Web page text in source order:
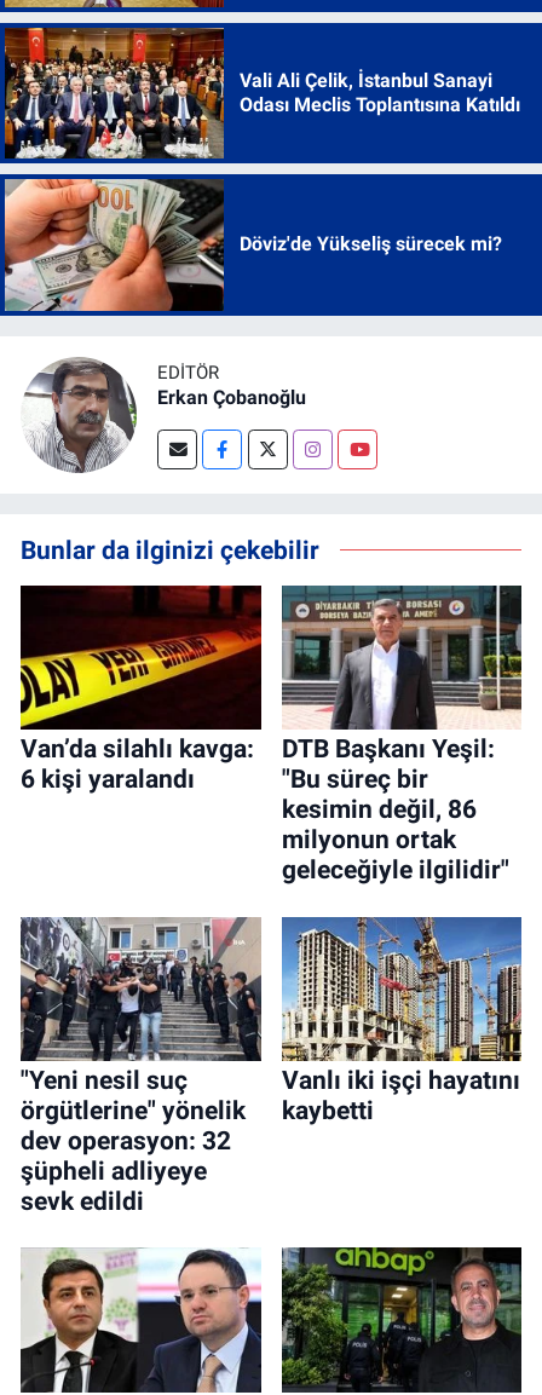
Vali Ali Çelik, İstanbul Sanayi
Odası Meclis Toplantısına Katıldı
Döviz'de Yükseliş sürecek mi?
EDITÖR
Erkan Çobanoğlu
Bunlar da ilginizi çekebilir
Van’da silahlı kavga:
6 kişi yaralandı
DTB Başkanı Yeşil:
"Bu süreç bir
kesimin değil, 86
milyonun ortak
geleceğiyle ilgilidir"
"Yeni nesil suç
örgütlerine" yönelik
dev operasyon: 32
şüpheli adliyeye
sevk edildi
Vanlı iki işçi hayatını
kaybetti